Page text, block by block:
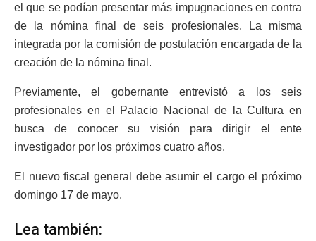
el que se podían presentar más impugnaciones en contra
de la nómina final de seis profesionales. La misma
integrada por la comisión de postulación encargada de la
creación de la nómina final.
Previamente, el gobernante entrevistó a los seis
profesionales en el Palacio Nacional de la Cultura en
busca de conocer su visión para dirigir el ente
investigador por los próximos cuatro años.
El nuevo fiscal general debe asumir el cargo el próximo
domingo 17 de mayo.
Lea también: